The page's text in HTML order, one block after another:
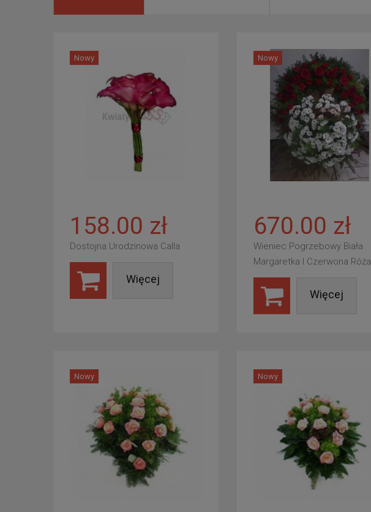
Nowy
158.00 zł
Dostojna Urodzinowa Calla
Więcej
Nowy
670.00 zł
Wieniec Pogrzebowy Biała
Margaretka I Czerwona Róża
Więcej
Nowy Nowy